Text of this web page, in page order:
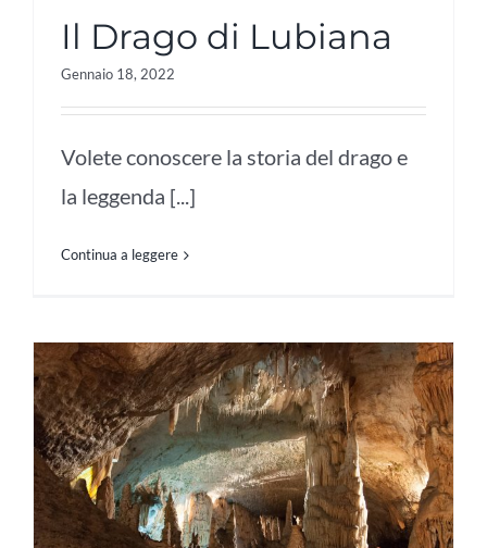
Il Drago di Lubiana
Gennaio 18, 2022
Volete conoscere la storia del drago e
la leggenda [...]
Continua a leggere